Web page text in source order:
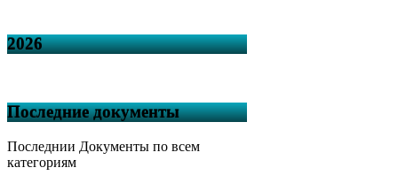
2026
Последние документы
Последнии Документы по всем
категориям